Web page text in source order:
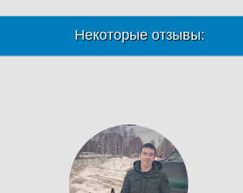
Некоторые отзывы: